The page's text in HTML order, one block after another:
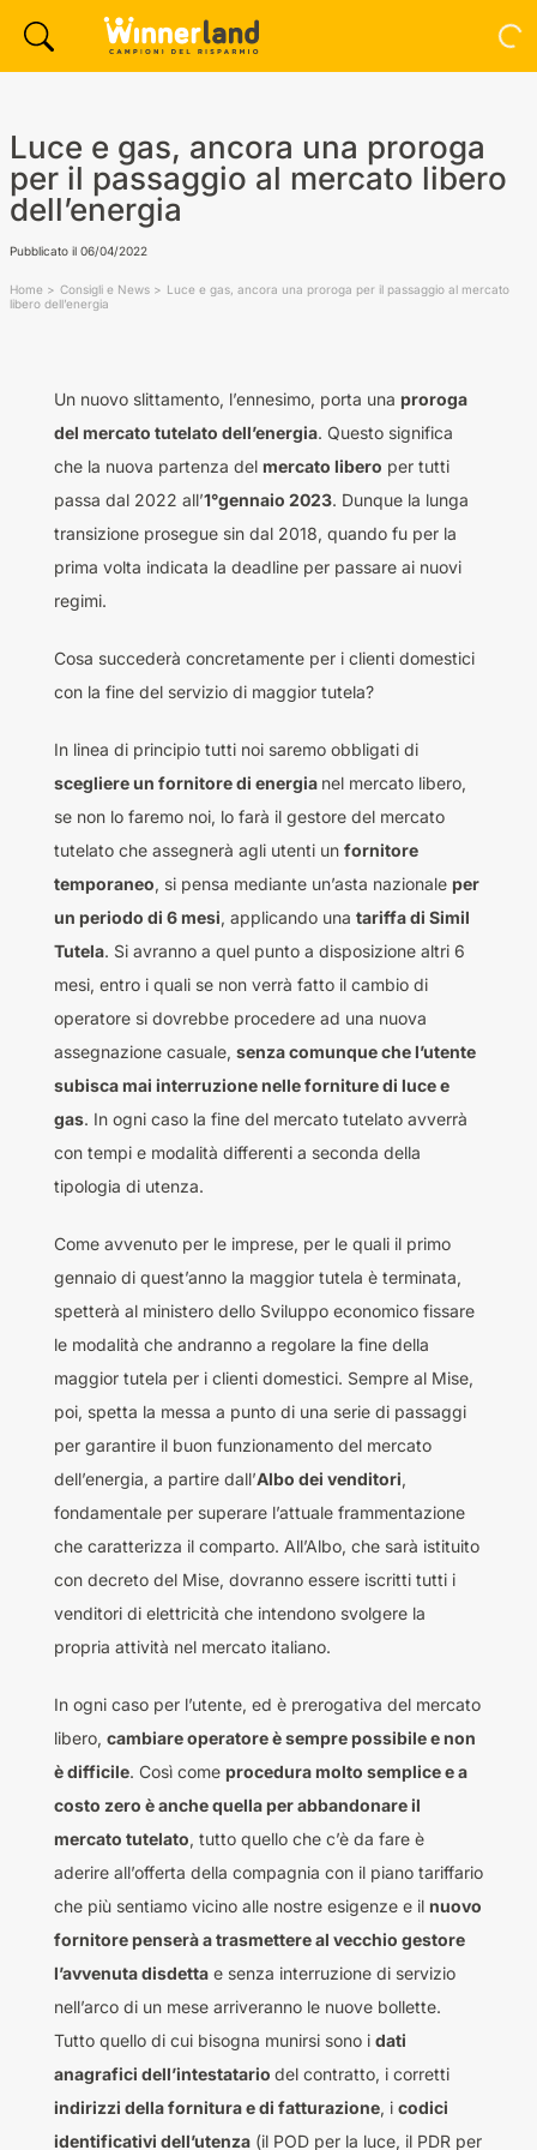
Luce e gas, ancora una proroga
per il passaggio al mercato libero
dell’energia
Pubblicato il 06/04/2022
Home Consigli e News
Luce e gas, ancora una proroga per il passaggio al mercato
libero dell’energia
Un nuovo slittamento, l’ennesimo, porta una proroga
del mercato tutelato dell’energia. Questo significa
che la nuova partenza del mercato libero per tutti
passa dal 2022 all’1°gennaio 2023. Dunque la lunga
transizione prosegue sin dal 2018, quando fu per la
prima volta indicata la deadline per passare ai nuovi
regimi.
Cosa succederà concretamente per i clienti domestici
con la fine del servizio di maggior tutela?
In linea di principio tutti noi saremo obbligati di
scegliere un fornitore di energia nel mercato libero,
se non lo faremo noi, lo farà il gestore del mercato
tutelato che assegnerà agli utenti un fornitore
temporaneo, si pensa mediante un’asta nazionale per
un periodo di 6 mesi, applicando una tariffa di Simil
Tutela. Si avranno a quel punto a disposizione altri 6
mesi, entro i quali se non verrà fatto il cambio di
operatore si dovrebbe procedere ad una nuova
assegnazione casuale, senza comunque che l’utente
subisca mai interruzione nelle forniture di luce e
gas. In ogni caso la fine del mercato tutelato avverrà
con tempi e modalità differenti a seconda della
tipologia di utenza.
Come avvenuto per le imprese, per le quali il primo
gennaio di quest’anno la maggior tutela è terminata,
spetterà al ministero dello Sviluppo economico fissare
le modalità che andranno a regolare la fine della
maggior tutela per i clienti domestici. Sempre al Mise,
poi, spetta la messa a punto di una serie di passaggi
per garantire il buon funzionamento del mercato
dell’energia, a partire dall’Albo dei venditori,
fondamentale per superare l’attuale frammentazione
che caratterizza il comparto. All’Albo, che sarà istituito
con decreto del Mise, dovranno essere iscritti tutti i
venditori di elettricità che intendono svolgere la
propria attività nel mercato italiano.
In ogni caso per l’utente, ed è prerogativa del mercato
libero, cambiare operatore è sempre possibile e non
è difficile. Così come procedura molto semplice e a
costo zero è anche quella per abbandonare il
mercato tutelato, tutto quello che c’è da fare è
aderire all’offerta della compagnia con il piano tariffario
che più sentiamo vicino alle nostre esigenze e il nuovo
fornitore penserà a trasmettere al vecchio gestore
l’avvenuta disdettae senza interruzione di servizio
nell’arco di un mese arriveranno le nuove bollette.
Tutto quello di cui bisogna munirsi sono i dati
anagrafici dell’intestatario del contratto, i corretti
indirizzi della fornitura e di fatturazione, i codici
identificativi dell’utenza(il POD per la luce, il PDR per